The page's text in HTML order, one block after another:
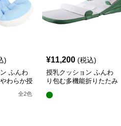
)
ふんわ
わらか授
全2色
¥11,200 (税込)
授乳クッション ふんわ
り包む多機能折りたたみ